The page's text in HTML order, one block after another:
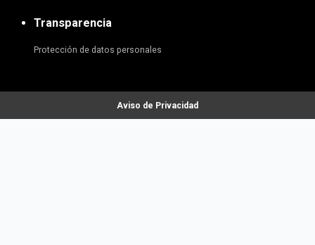
Transparencia
Protección de datos personales
Aviso de Privacidad